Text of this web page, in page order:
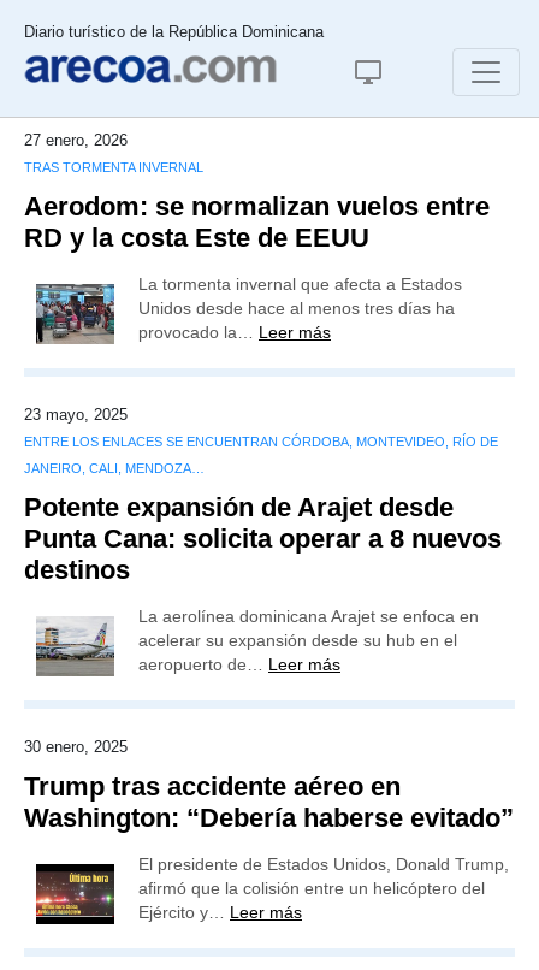
Diario turístico de la República Dominicana
27 enero, 2026
TRAS TORMENTA INVERNAL
Aerodom: se normalizan vuelos entre
RD y la costa Este de EEUU
La tormenta invernal que afecta a Estados
Unidos desde hace al menos tres días ha
provocado la… Leer más
23 mayo, 2025
ENTRE LOS ENLACES SE ENCUENTRAN CÓRDOBA, MONTEVIDEO, RÍO DE
JANEIRO, CALI, MENDOZA…
Potente expansión de Arajet desde
Punta Cana: solicita operar a 8 nuevos
destinos
La aerolínea dominicana Arajet se enfoca en
acelerar su expansión desde su hub en el
aeropuerto de… Leer más
30 enero, 2025
Trump tras accidente aéreo en
Washington: “Debería haberse evitado”
El presidente de Estados Unidos, Donald Trump,
afirmó que la colisión entre un helicóptero del
Ejército y… Leer más